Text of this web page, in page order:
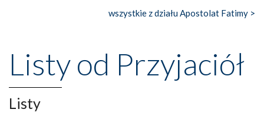
Nasze pielgrzymkowe wyprawy, których celem były
wznoszono na chwałę Bożą, na przykład – w podzięce za
Opatrznościową pomoc w wygranej bitwie o
niepodległość kraju. Zachwyt budziła potężna, a zarazem
misterna architektura tych monumentalnych dzieł,
wspaniałe zdobienia, dbałość ich twórców o detale,
wszystkie z działu Apostolat Fatimy >
Listy od Przyjaciół
Listy